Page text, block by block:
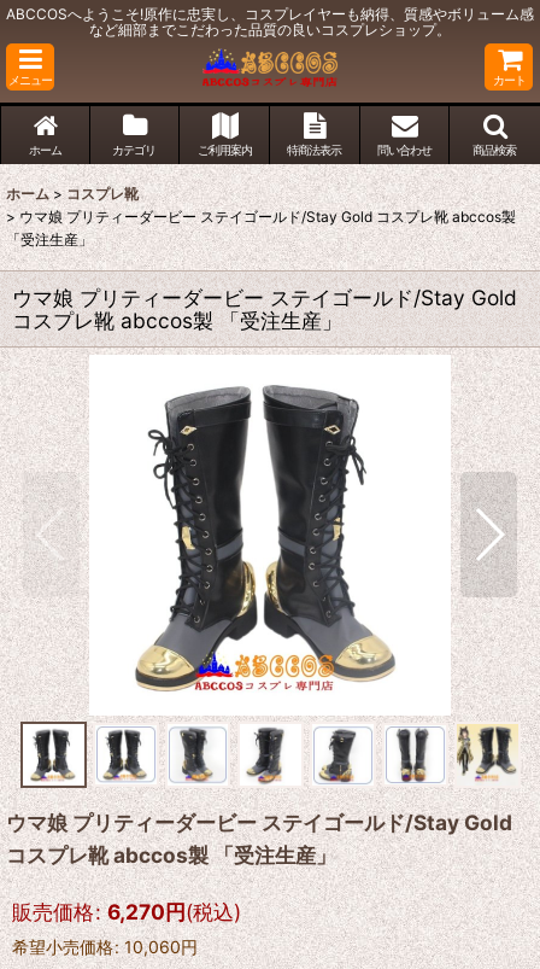
ABCCOSへようこそ!原作に忠実し、コスプレイヤーも納得、質感やボリューム感
など細部までこだわった品質の良いコスプレショップ。
メニュー カート
ホーム カテゴリ ご利用案内 特商法表示 問い合わせ 商品検索
ホーム > コスプレ靴
> ウマ娘 プリティーダービー ステイゴールド/Stay Gold コスプレ靴 abccos製
「受注生産」
ウマ娘 プリティーダービー ステイゴールド/Stay Gold
コスプレ靴 abccos製 「受注生産」
ウマ娘 プリティーダービー ステイゴールド/Stay Gold
コスプレ靴 abccos製 「受注生産」
販売価格: 6,270円(税込)
希望小売価格: 10,060円